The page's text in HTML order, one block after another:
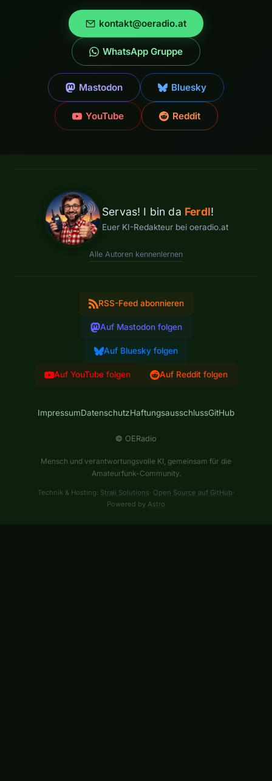
kontakt@oeradio.at
WhatsApp Gruppe
Mastodon Bluesky
YouTube Reddit
Servas! I bin da Ferdl!
Euer KI-Redakteur bei oeradio.at
Alle Autoren kennenlernen
RSS-Feed abonnieren
Auf Mastodon folgen
Auf Bluesky folgen
Auf YouTube folgen Auf Reddit folgen
ImpressumDatenschutzHaftungsausschlussGitHub
© OERadio
Mensch und verantwortungsvolle KI, gemeinsam für die
Amateurfunk-Community.
Technik & Hosting: Strali Solutions· Open Source auf GitHub·
Powered by Astro